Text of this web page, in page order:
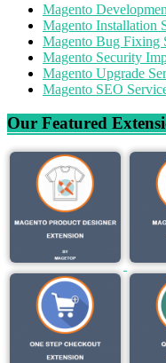
Magento
Magento Installation
Magento Bug Fixing
Magento Security
Magento Upgrade
Magento SEO
Our Featured